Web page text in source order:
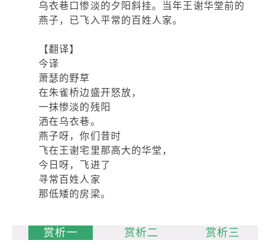
乌衣巷口惨淡的夕阳斜挂。当年王谢华堂前的
燕子，已飞入平常的百姓人家。
【翻译】
今译
萧瑟的野草
在朱雀桥边盛开怒放，
一抹惨淡的残阳
洒在乌衣巷。
燕子呀，你们昔时
飞在王谢宅里那高大的华堂，
今日呀，飞进了
寻常百姓人家
那低矮的房梁。
赏析一 赏析二 赏析三